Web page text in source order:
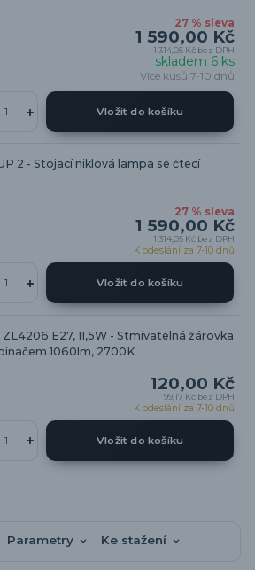
27 % sleva
1 590,00 Kč
1 314,05 Kč bez DPH
skladem 6 ks
Více kusů 7-10 dnů
Vložit do košíku
2 - Stojací niklová lampa se čtecí
27 % sleva
1 590,00 Kč
1 314,05 Kč bez DPH
K odeslání za 7-10 dnů
Vložit do košíku
E27, 11,5W - Stmívatelná žárovka
1060lm, 2700K
120,00 Kč
99,17 Kč bez DPH
K odeslání za 7-10 dnů
Vložit do košíku
Parametry Ke stažení